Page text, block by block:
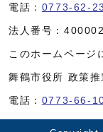
電話： 0773-62-
法人番号：
このホームページ
舞鶴市役所 政策
電話： 0773-66-